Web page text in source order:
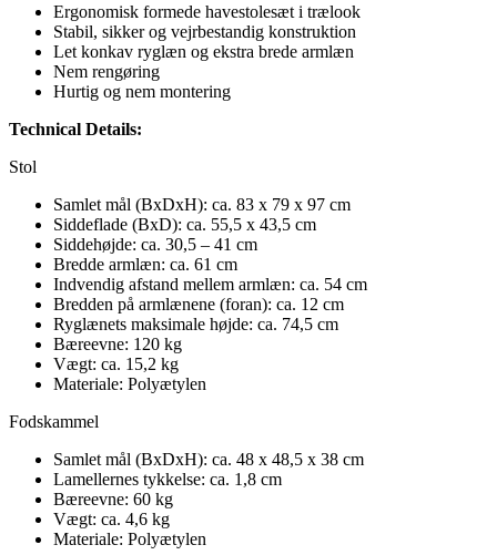
Ergonomisk formede havestolesæt i trælook
Stabil, sikker og vejrbestandig konstruktion
Let konkav ryglæn og ekstra brede armlæn
Nem rengøring
Hurtig og nem montering
Technical Details:
Stol
Samlet mål (BxDxH): ca. 83 x 79 x 97 cm
Siddeflade (BxD): ca. 55,5 x 43,5 cm
Siddehøjde: ca. 30,5 – 41 cm
Bredde armlæn: ca. 61 cm
Indvendig afstand mellem armlæn: ca. 54 cm
Bredden på armlænene (foran): ca. 12 cm
Ryglænets maksimale højde: ca. 74,5 cm
Bæreevne: 120 kg
Vægt: ca. 15,2 kg
Materiale: Polyætylen
Fodskammel
Samlet mål (BxDxH): ca. 48 x 48,5 x 38 cm
Lamellernes tykkelse: ca. 1,8 cm
Bæreevne: 60 kg
Vægt: ca. 4,6 kg
Materiale: Polyætylen